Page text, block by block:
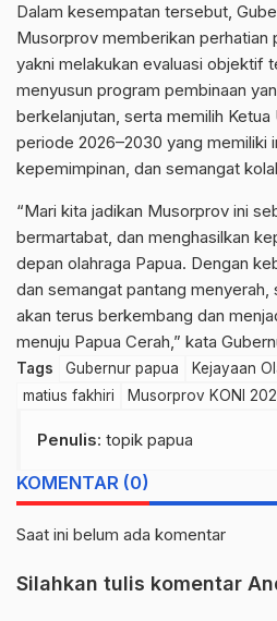
Dalam kesempatan tersebut,
Musorprov memberikan perhatian
yakni melakukan evaluasi objektif
menyusun program pembinaan
berkelanjutan, serta memilih Ketua
periode 2026–2030 yang memiliki
kepemimpinan, dan semangat
“Mari kita jadikan Musorprov ini
bermartabat, dan menghasilkan
depan olahraga Papua. Dengan
dan semangat pantang menyerah,
akan terus berkembang dan
menuju Papua Cerah,” kata
Tags Gubernur papua
Kejayaan
matius fakhiri
Musorprov KONI
Penulis: topik papua
KOMENTAR (0)
Saat ini belum ada komentar
Silahkan tulis komentar